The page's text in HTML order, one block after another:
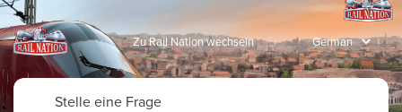
Zu Rail Nation wechseln